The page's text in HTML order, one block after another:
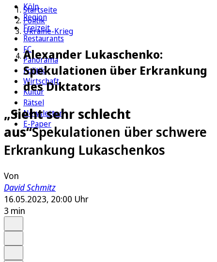
Köln
Region
Freizeit
Restaurants
FC
Panorama
Politik
Wirtschaft
Kultur
Rätsel
Newsletter
E-Paper
Startseite
Politik
Ukraine-Krieg
Alexander Lukaschenko:
Spekulationen über Erkrankung
des Diktators
„Sieht sehr schlecht
aus“Spekulationen über schwere
Erkrankung Lukaschenkos
Von
David Schmitz
16.05.2023, 20:00 Uhr
3 min